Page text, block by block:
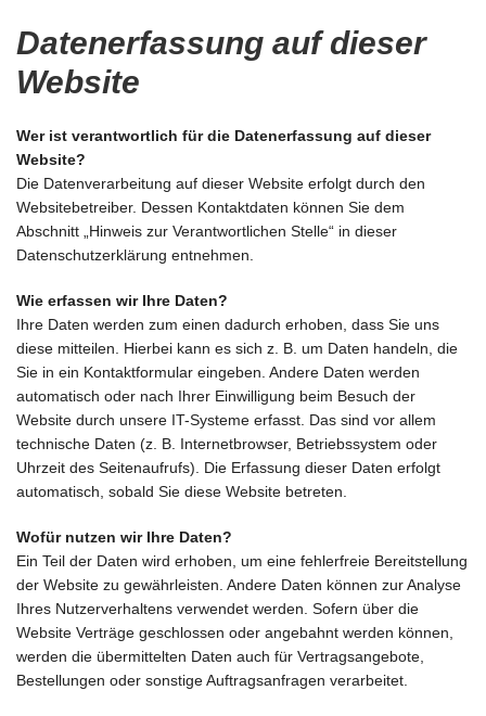
Datenerfassung auf dieser
Website
Wer ist verantwortlich für die Datenerfassung auf dieser
Website?
Die Datenverarbeitung auf dieser Website erfolgt durch den
Websitebetreiber. Dessen Kontaktdaten können Sie dem
Abschnitt „Hinweis zur Verantwortlichen Stelle“ in dieser
Datenschutzerklärung entnehmen.
Wie erfassen wir Ihre Daten?
Ihre Daten werden zum einen dadurch erhoben, dass Sie uns
diese mitteilen. Hierbei kann es sich z. B. um Daten handeln, die
Sie in ein Kontaktformular eingeben. Andere Daten werden
automatisch oder nach Ihrer Einwilligung beim Besuch der
Website durch unsere IT-Systeme erfasst. Das sind vor allem
technische Daten (z. B. Internetbrowser, Betriebssystem oder
Uhrzeit des Seitenaufrufs). Die Erfassung dieser Daten erfolgt
automatisch, sobald Sie diese Website betreten.
Wofür nutzen wir Ihre Daten?
Ein Teil der Daten wird erhoben, um eine fehlerfreie Bereitstellung
der Website zu gewährleisten. Andere Daten können zur Analyse
Ihres Nutzerverhaltens verwendet werden. Sofern über die
Website Verträge geschlossen oder angebahnt werden können,
werden die übermittelten Daten auch für Vertragsangebote,
Bestellungen oder sonstige Auftragsanfragen verarbeitet.